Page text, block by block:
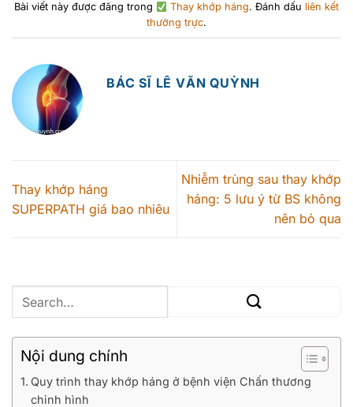
Bài viết này được đăng trong Thay khớp háng. Đánh dấu liên kết
thường trực.
BÁC SĨ LÊ VĂN QUỲNH
Thay khớp háng
SUPERPATH giá bao nhiêu
Nhiễm trùng sau thay khớp
háng: 5 lưu ý từ BS không
nên bỏ qua
Nội dung chính
Quy trình thay khớp háng ở bệnh viện Chấn thương
chỉnh hình